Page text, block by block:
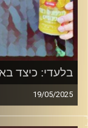
בלעדי: כיצד
19/05/2025
המערכת